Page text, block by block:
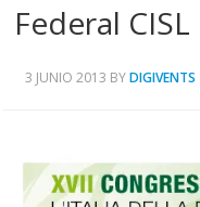
Federal CISL
3 JUNIO 2013 BYDIGIVENTS